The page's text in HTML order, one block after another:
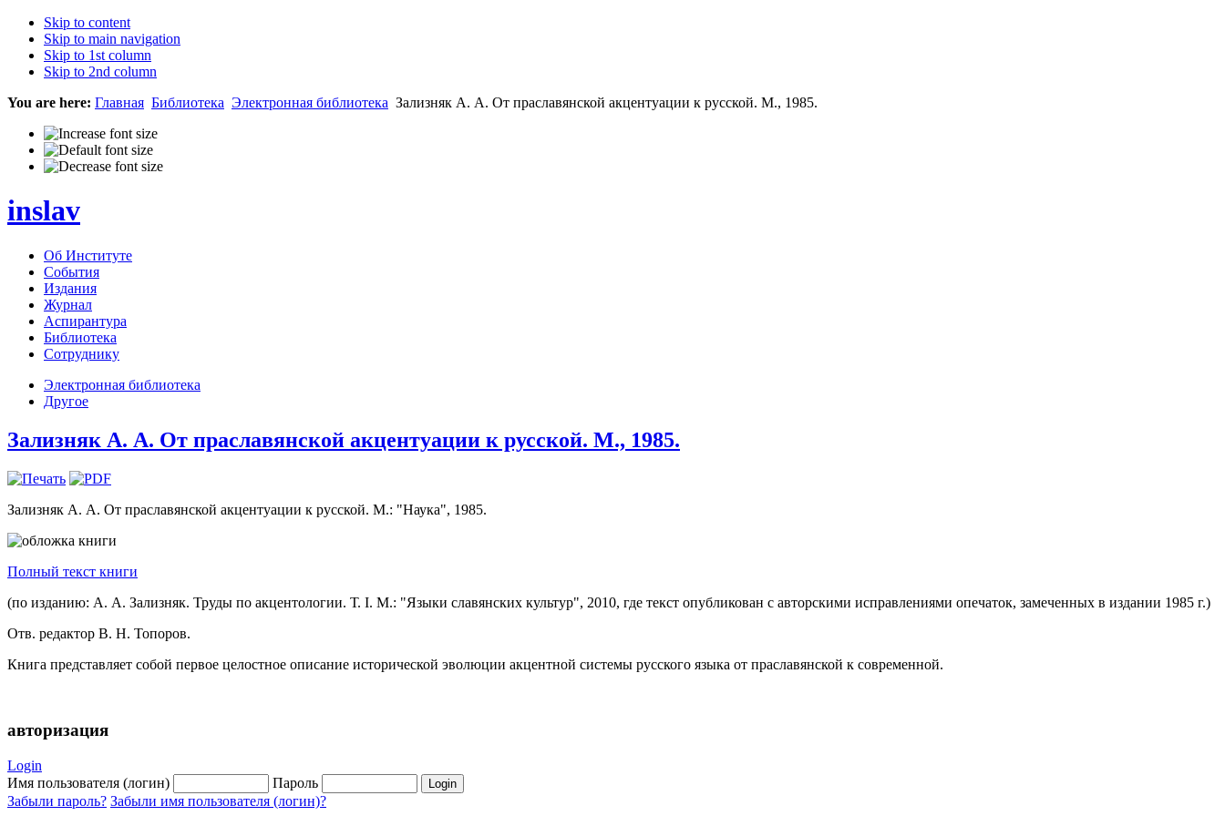
Skip to content
Skip to main navigation
Skip to 1st column
Skip to 2nd column
You are here: Главная Библиотека Электронная библиотека Зализняк А. А. От праславянской акцентуации к русской. М., 1985.
inslav
Об Институте
События
Издания
Журнал
Аспирантура
Библиотека
Сотруднику
Электронная библиотека
Другое
Зализняк А. А. От праславянской акцентуации к русской. М., 1985.
Зализняк А. А. От праславянской акцентуации к русской. М.: "Наука", 1985.
Полный текст книги
(по изданию: А. А. Зализняк. Труды по акцентологии. Т. I. М.: "Языки славянских культур", 2010, где текст опубликован с авторскими исправлениями опечаток, замеченных в издании 1985 г.)
Отв. редактор В. Н. Топоров.
Книга представляет собой первое целостное описание исторической эволюции акцентной системы русского языка от праславянской к современной.
авторизация
Login
Имя пользователя (логин)
Пароль
Забыли пароль? Забыли имя пользователя (логин)?